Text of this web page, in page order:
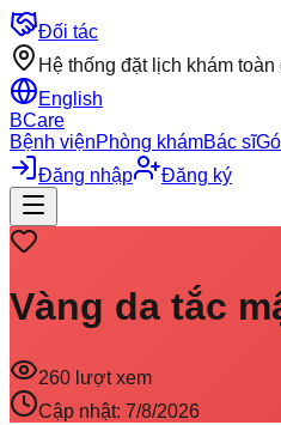
Đối tác
Hệ thống đặt lịch khám toàn
English
BCare
Bệnh việnPhòng khámBác sĩ
Đăng nhập
Đăng ký
Vàng da tắc
260 lượt xem
Cập nhật: 7/8/2026